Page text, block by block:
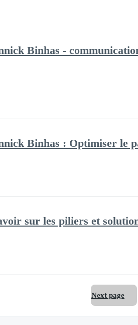
Binhas -
Binhas : Optimiser le
sur les piliers et
Next page